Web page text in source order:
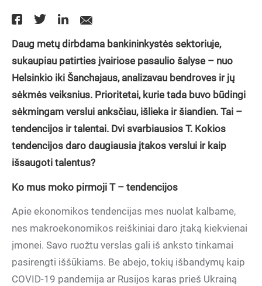
Daug metų dirbdama bankininkystės sektoriuje,
sukaupiau patirties įvairiose pasaulio šalyse – nuo
Helsinkio iki Šanchajaus, analizavau bendroves ir jų
sėkmės veiksnius. Prioritetai, kurie tada buvo būdingi
sėkmingam verslui anksčiau, išlieka ir šiandien. Tai –
tendencijos ir talentai. Dvi svarbiausios T. Kokios
tendencijos daro daugiausia įtakos verslui ir kaip
išsaugoti talentus?
Ko mus moko pirmoji T – tendencijos
Apie ekonomikos tendencijas mes nuolat kalbame,
nes makroekonomikos reiškiniai daro įtaką kiekvienai
įmonei. Savo ruožtu verslas gali iš anksto tinkamai
pasirengti iššūkiams. Be abejo, tokių išbandymų kaip
COVID-19 pandemija ar Rusijos karas prieš Ukrainą